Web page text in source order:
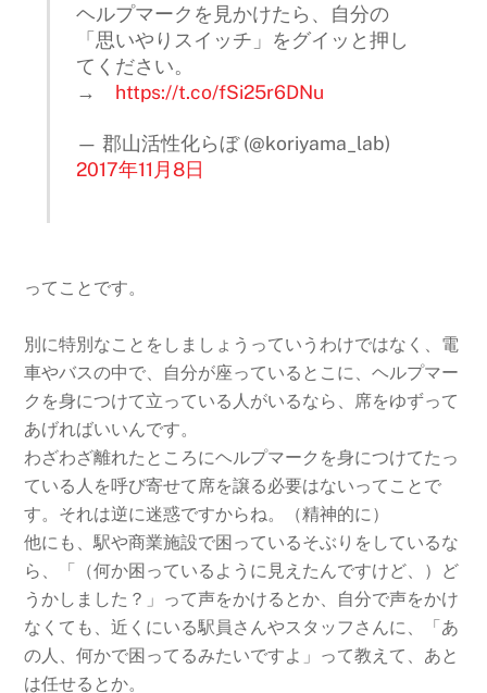
ヘルプマークを見かけたら、自分の
「思いやりスイッチ」をグイッと押し
てください。
→ https://t.co/fSi25r6DNu
— 郡山活性化らぼ (@koriyama_lab)
2017年11月8日
ってことです。
別に特別なことをしましょうっていうわけではなく、電
車やバスの中で、自分が座っているとこに、ヘルプマー
クを身につけて立っている人がいるなら、席をゆずって
あげればいいんです。
わざわざ離れたところにヘルプマークを身につけてたっ
ている人を呼び寄せて席を譲る必要はないってことで
す。それは逆に迷惑ですからね。（精神的に）
他にも、駅や商業施設で困っているそぶりをしているな
ら、「（何か困っているように見えたんですけど、）ど
うかしました？」って声をかけるとか、自分で声をかけ
なくても、近くにいる駅員さんやスタッフさんに、「あ
の人、何かで困ってるみたいですよ」って教えて、あと
は任せるとか。